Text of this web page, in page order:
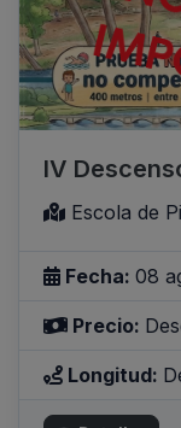
IV
Escola de
Fecha: 08
Precio:
Longitud: